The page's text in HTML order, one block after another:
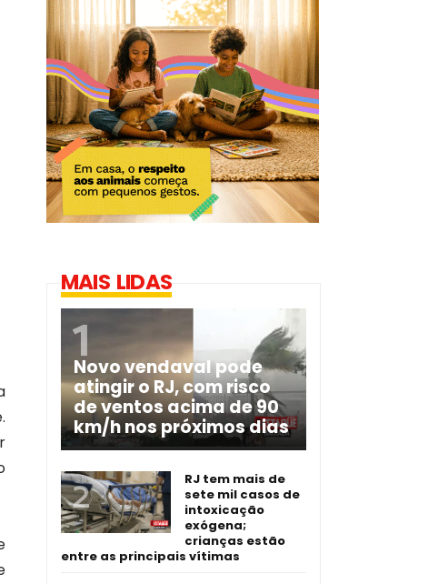
MAIS LIDAS
Novo vendaval pode
atingir o RJ, com risco
de ventos acima de 90
km/h nos próximos dias
RJ tem mais de
sete mil casos de
intoxicação
exógena;
crianças estão
entre as principais vítimas